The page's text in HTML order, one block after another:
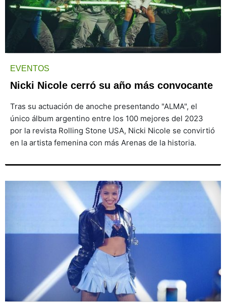
EVENTOS
Nicki Nicole cerró su año más convocante
Tras su actuación de anoche presentando "ALMA", el
único álbum argentino entre los 100 mejores del 2023
por la revista Rolling Stone USA, Nicki Nicole se convirtió
en la artista femenina con más Arenas de la historia.